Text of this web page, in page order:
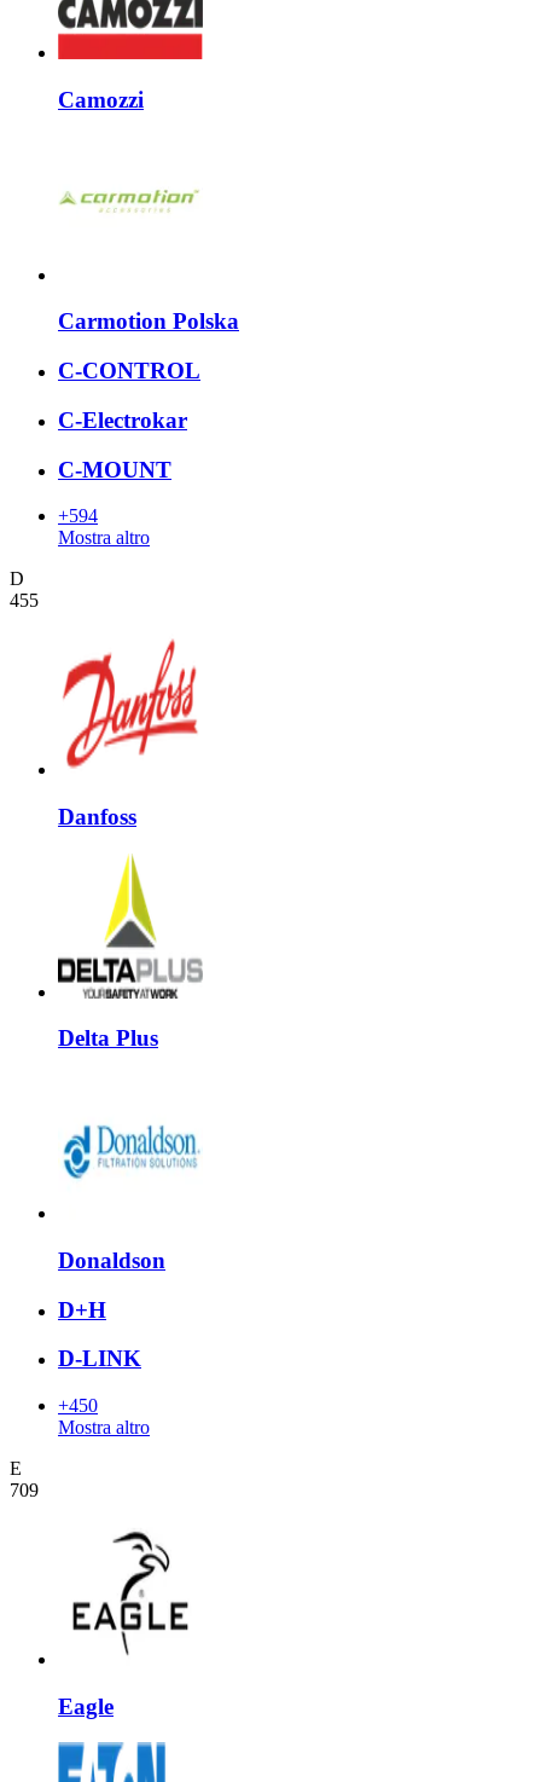
Camozzi
Carmotion Polska
C-CONTROL
C-Electrokar
C-MOUNT
+594
Mostra altro
D
455
Danfoss
Delta Plus
Donaldson
D+H
D-LINK
+450
Mostra altro
E
709
Eagle